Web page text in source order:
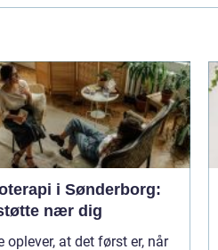
i Sønderborg:
nær dig
oplever, at det først er, når